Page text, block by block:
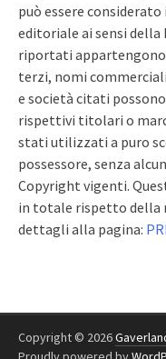
può essere
editoriale ai sensi della
riportati
terzi, nomi
e società citati
rispettivi titolari o
stati utilizzati a puro
possessore, senza
Copyright vigenti.
in totale rispetto della
dettagli alla pagina:
Copyright © 2026